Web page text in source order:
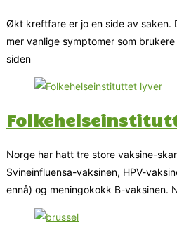
Økt kreftfare er jo en side av saken.
mer vanlige symptomer som
siden
Norge har hatt tre store vaksine-
Svineinfluensa-vaksinen, HPV-
ennå) og meningokokk B-vaksinen.